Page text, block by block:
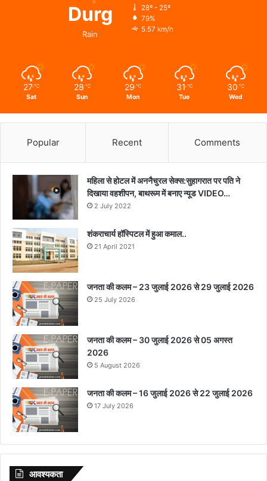
Durg
Rain
28º - 25º
79%
5.57 km/h
27 ℃
Sat
28 ℃
Sun
29 ℃
Mon
31 ℃
Tue
30 ℃
Wed
Popular Recent Comments
महिला से होटल में अननैचुरल सेक्स:सुहागरात पर पति ने
दिखाया वहशीपन, बाथरूम में बनाए न्यूड VIDEO…
2 July 2022
शंकराचार्य हॉस्पिटल में हुआ कमाल..
21 April 2021
जनता की कलम – 23 जुलाई 2026 से 29 जुलाई 2026
25 July 2026
जनता की कलम – 30 जुलाई 2026 से 05 अगस्त
2026
5 August 2026
जनता की कलम – 16 जुलाई 2026 से 22 जुलाई 2026
17 July 2026
आवश्‍यकता